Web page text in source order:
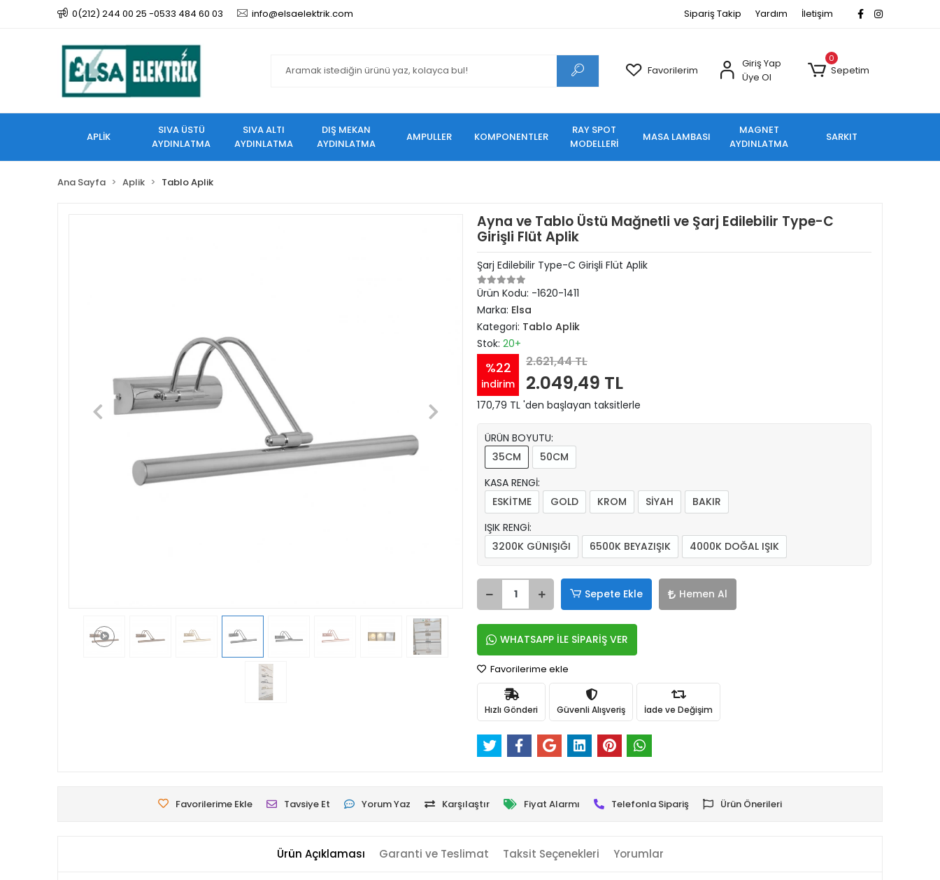
0(212) 244 00 25 -0533 484 60 03 info@elsaelektrik.com Sipariş Takip Yardım İletişim
Favorilerim
Giriş Yap
Üye Ol
0
Sepetim
APLİK
SIVA ÜSTÜ
AYDINLATMA
SIVA ALTI
AYDINLATMA
DIŞ MEKAN
AYDINLATMA
AMPULLER KOMPONENTLER
RAY SPOT
MODELLERİ
MASA LAMBASI
MAGNET
AYDINLATMA
SARKIT
Ana Sayfa Aplik Tablo Aplik
Ayna ve Tablo Üstü Mağnetli ve Şarj Edilebilir Type-C
Girişli Flüt Aplik
Şarj Edilebilir Type-C Girişli Flüt Aplik
Ürün Kodu: -1620-1411
Marka: Elsa
Kategori: Tablo Aplik
Stok: 20+
%22
indirim
2.621,44 TL
2.049,49 TL
170,79 TL 'den başlayan taksitlerle
ÜRÜN BOYUTU:
35CM
50CM
KASA RENGİ:
ESKİTME
GOLD KROM SİYAH
BAKIR
IŞIK RENGİ:
3200K GÜNIŞIĞI
6500K BEYAZIŞIK 4000K DOĞAL IŞIK
Sepete Ekle Hemen Al
WHATSAPP İLE SİPARİŞ VER
Favorilerime ekle
Hızlı Gönderi Güvenli Alışveriş İade ve Değişim
Favorilerime Ekle Tavsiye Et Yorum Yaz Karşılaştır Fiyat Alarmı Telefonla Sipariş Ürün Önerileri
Ürün Açıklaması Garanti ve Teslimat Taksit Seçenekleri Yorumlar